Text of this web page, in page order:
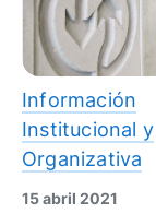
Información
Institucional y
Organizativa
15 abril 2021